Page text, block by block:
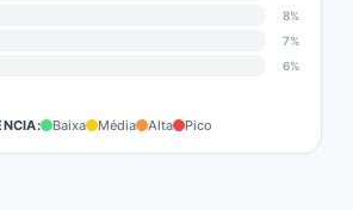
8%
7%
6%
Baixa Média Alta Pico